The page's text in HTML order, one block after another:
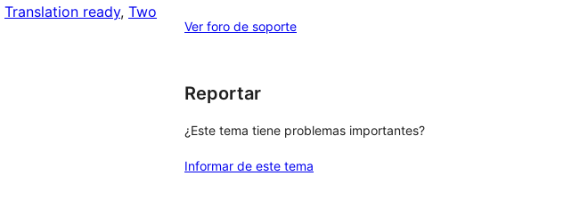
Translation ready, Two
Ver foro de soporte
Reportar
¿Este tema tiene problemas importantes?
Informar de este tema